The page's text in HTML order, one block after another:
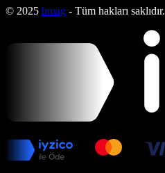
© 2025 bmag - Tüm hakları saklıdır.